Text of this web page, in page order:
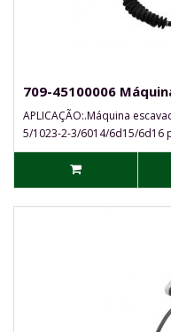
709-45100006
APLICAÇÃO:.Máquina
5/1023-2-3/6014/6d15/6d16